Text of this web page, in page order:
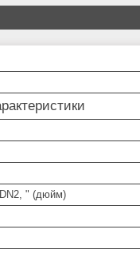
DN2, " (дюйм)